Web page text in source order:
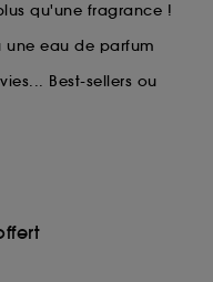
qu'une fragrance !
eau de parfum
Best-sellers ou